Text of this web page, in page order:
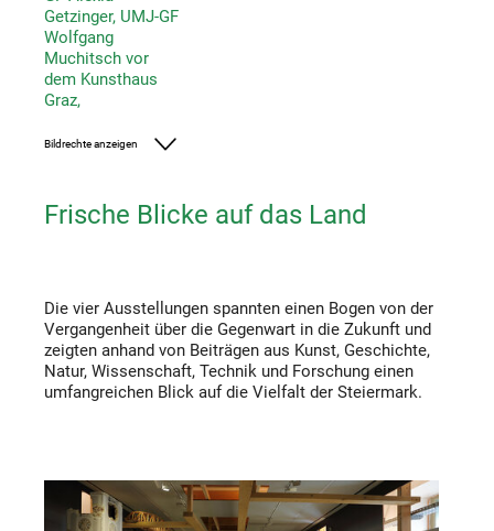
Getzinger, UMJ-GF
Wolfgang
Muchitsch vor
dem Kunsthaus
Graz,
Bildrechte anzeigen
Frische Blicke auf das Land
Die vier Ausstellungen spannten einen Bogen von der
Vergangenheit über die Gegenwart in die Zukunft und
zeigten anhand von Beiträgen aus Kunst, Geschichte,
Natur, Wissenschaft, Technik und Forschung einen
umfangreichen Blick auf die Vielfalt der Steiermark.